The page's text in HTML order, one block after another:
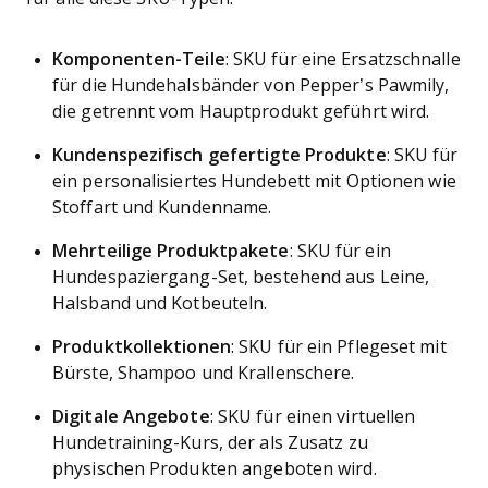
Komponenten-Teile: SKU für eine Ersatzschnalle
für die Hundehalsbänder von Pepper’s Pawmily,
die getrennt vom Hauptprodukt geführt wird.
Kundenspezifisch gefertigte Produkte: SKU für
ein personalisiertes Hundebett mit Optionen wie
Stoffart und Kundenname.
Mehrteilige Produktpakete: SKU für ein
Hundespaziergang-Set, bestehend aus Leine,
Halsband und Kotbeuteln.
Produktkollektionen: SKU für ein Pflegeset mit
Bürste, Shampoo und Krallenschere.
Digitale Angebote: SKU für einen virtuellen
Hundetraining-Kurs, der als Zusatz zu
physischen Produkten angeboten wird.